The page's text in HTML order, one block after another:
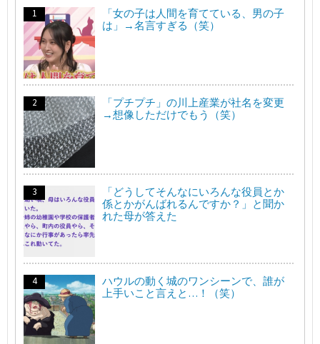
「女の子は人間を育てている、男の子
は」→名言すぎる（笑）
「プチプチ」の川上産業が社名を変更
→想像しただけでもう（笑）
「どうしてそんなにいろんな役員とか
係とかがんばれるんですか？」と聞か
れた母が答えた
ハウルの動く城のワンシーンで、誰が
上手いこと言えと…！（笑）